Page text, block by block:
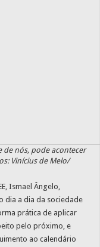
de nós, pode acontecer
Vinícius de Melo/
Ismael Ângelo,
dia a dia da sociedade
prática de aplicar
pelo próximo, e
ao calendário